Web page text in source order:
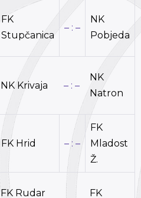
FK
Stupčanica
– : –
NK
Pobjeda
NK Krivaja – : –
NK
Natron
FK Hrid – : –
FK
Mladost
Ž.
FK Rudar
FK